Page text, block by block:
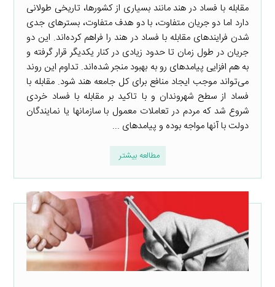
مقابله با فساد در هند مانند بسیاری از کشورها، تاریخی طولانی
دارد اما دو جریان متفاوت، با دو هدف متفاوت، بسترهای جدی
شدن فرایندهای مقابله با فساد در هند را فراهم کرده‌اند. این دو
جریان در طول زمان تا حدود زیادی در کنار یکدیگر قرار گرفته و
به هم افزایی پیامدهای رو به بهبود منجر شده‌اند. تداوم این روند
می‌تواند موجب ایجاد منافع برای کل جامعه هند شود. مقابله با
فساد از سطح شهروندان و با تاکید بر مقابله با فساد خردی
شروع شد که مردم در تعاملات معمول با سازمانها یا نمایندگان
دولت با آنها مواجه بوده و پیامدهای ...
مطالعه بیشتر